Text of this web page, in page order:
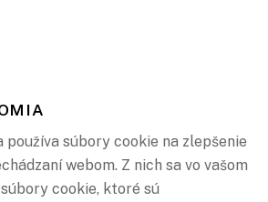
súbory cookie na zlepšenie
webom. Z nich sa vo vašom
cookie, ktoré sú